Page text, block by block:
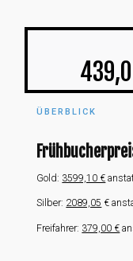
ÜBERBLICK
Gold: 3599,10 €
Silber: 2089,05 €
Freifahrer: 379,00 €